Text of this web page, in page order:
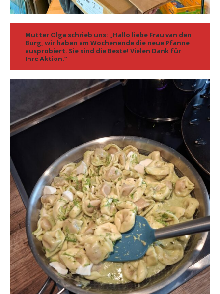
Mutter Olga schrieb uns: „Hallo liebe Frau van den
Burg, wir haben am Wochenende die neue Pfanne
ausprobiert. Sie sind die Beste! Vielen Dank für
Ihre Aktion.“